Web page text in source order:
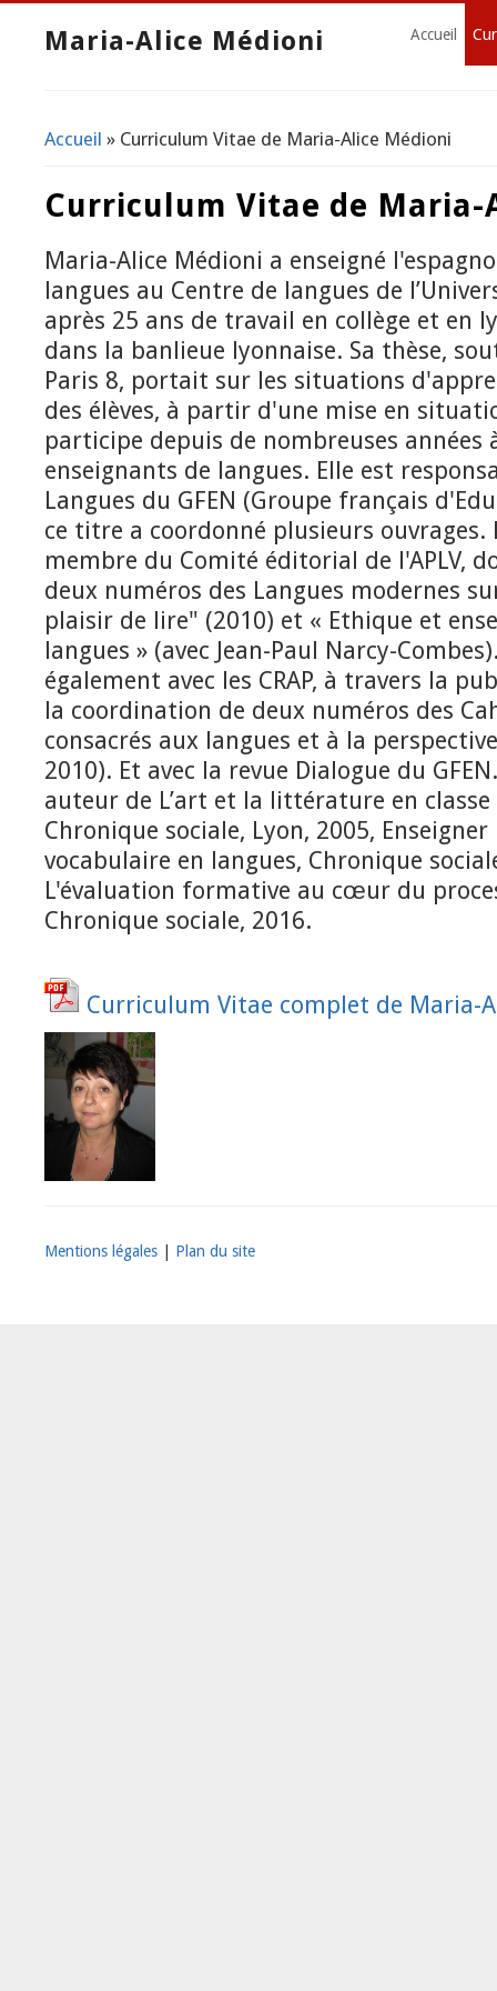
Maria-Alice Médioni Accueil
Vous êtes ici
Accueil » Curriculum Vitae de Maria-Alice Médioni
Curriculum Vitae de Maria-
Maria-Alice Médioni a enseigné
langues au Centre de langues de
après 25 ans de travail en collège et en
dans la banlieue lyonnaise. Sa thèse,
Paris 8, portait sur les situations
des élèves, à partir d'une mise en
participe depuis de nombreuses
enseignants de langues. Elle est
Langues du GFEN (Groupe français
ce titre a coordonné plusieurs ouvrages.
membre du Comité éditorial de l'APLV,
deux numéros des Langues modernes
plaisir de lire" (2010) et « Ethique et
langues » (avec Jean-Paul Narcy-
également avec les CRAP, à travers la
la coordination de deux numéros des
consacrés aux langues et à la
2010). Et avec la revue Dialogue du
auteur de L’art et la littérature en classe
Chronique sociale, Lyon, 2005,
vocabulaire en langues, Chronique
L'évaluation formative au cœur du
Chronique sociale, 2016.
Curriculum Vitae complet de Maria-
Mentions légales Plan du site